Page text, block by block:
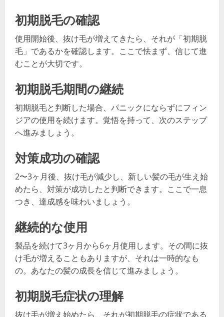
初期脱毛の確認
使用開始後、抜け毛が増えてきたら、それが「初期脱
毛」であるかを確認します。ここで怯まず、信じて進
むことが大切です。
初期脱毛期間の継続
初期脱毛と判断した場合、パニックにならずにフィン
ジアの使用を続けます。覚悟を持って、次のステップ
へ進みましょう。
対策成功の確認
2〜3ヶ月後、抜け毛が減少し、新しい髪の毛が生え始
めたら、対策が成功したと判断できます。ここで一息
つき、達成感を味わいましょう。
継続的な使用
製品を続けて3ヶ月から6ヶ月使用します。その間に抜
け毛が増えることもありますが、それは一時的なも
の。あなたの髪の成長を信じて進みましょう。
初期脱毛症状の理解
抜け毛が増え始めたら、それが初期脱毛の症状である